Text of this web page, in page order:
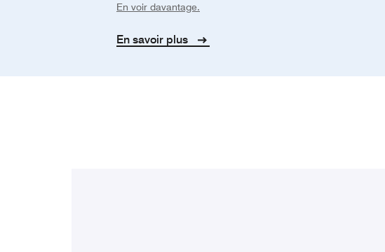
Carlton de renommée mondiale.
Réservez dès aujourd'hui pour
En voir davantage.
En savoir plus